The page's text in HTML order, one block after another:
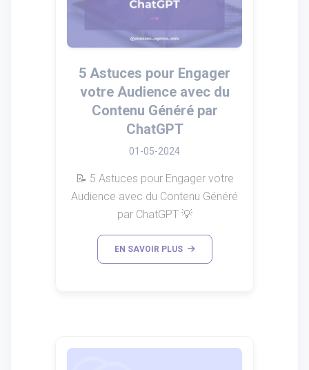
5 Astuces pour Engager
votre Audience avec du
Contenu Généré par
ChatGPT
01-05-2024
📝 5 Astuces pour Engager votre
Audience avec du Contenu Généré
par ChatGPT 💡
EN SAVOIR PLUS